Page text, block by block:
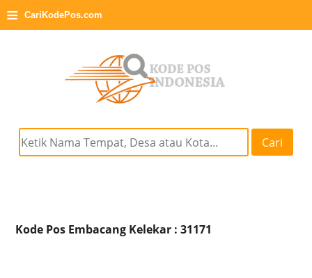
≡ CariKodePos.com
Cari
Kode Pos Embacang Kelekar : 31171